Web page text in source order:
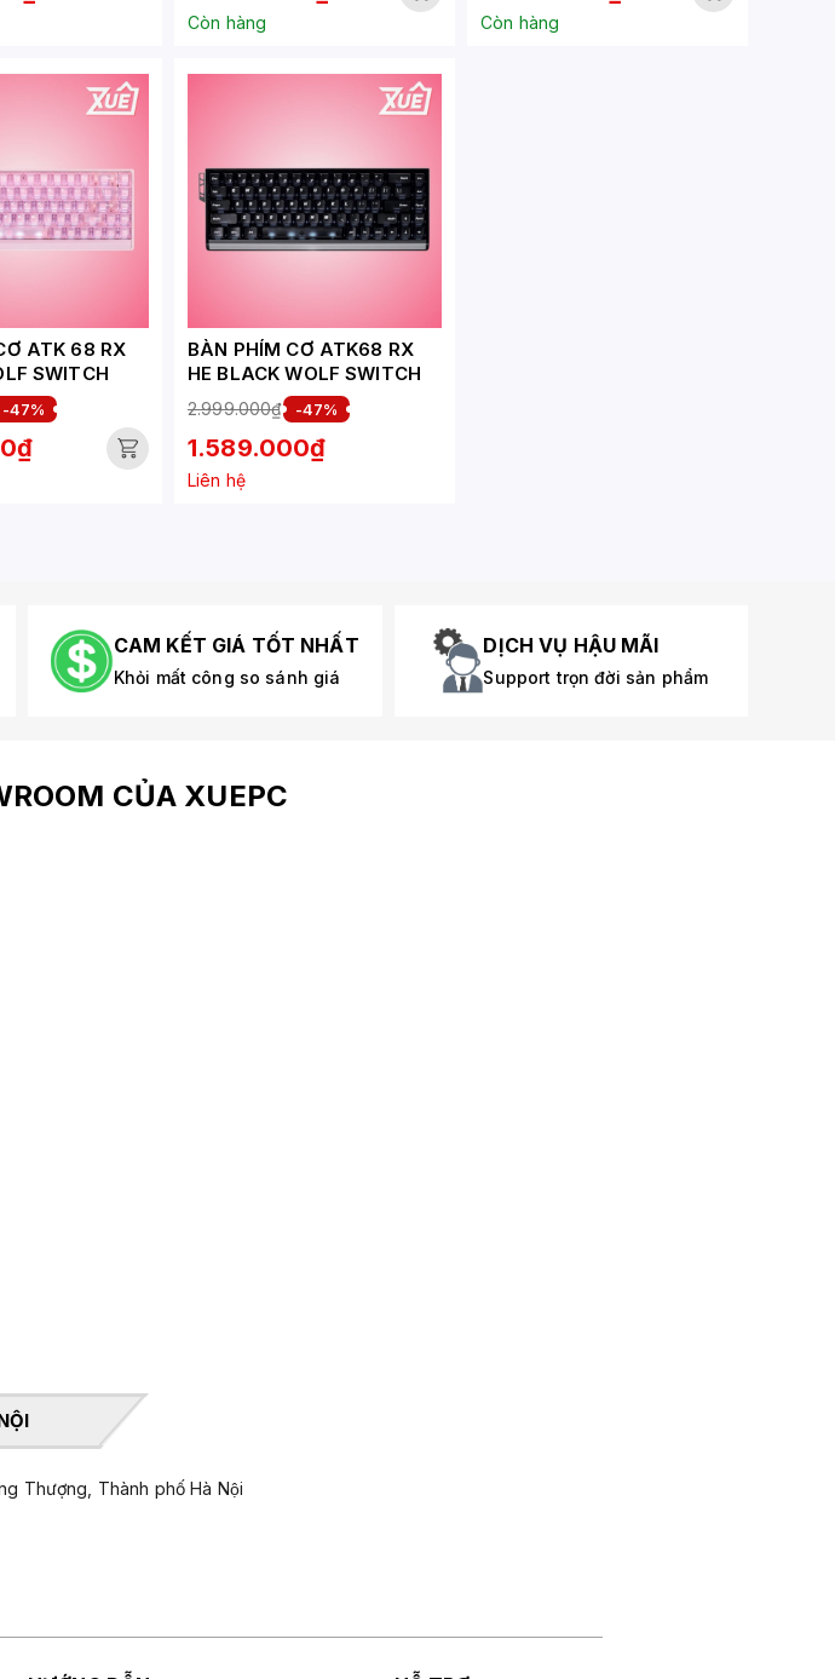
Còn hàng Còn hàng
ATK 68 RX
SWITCH
-47%
BÀN PHÍM CƠ ATK68 RX
HE BLACK WOLF SWITCH
2.999.000₫ -47%
1.589.000₫
Liên hệ
CAM KẾT GIÁ TỐT NHẤT
Khỏi mất công so sánh giá
DỊCH VỤ HẬU MÃI
Support trọn đời sản phẩm
CỦA XUEPC
Thượng, Thành phố Hà Nội